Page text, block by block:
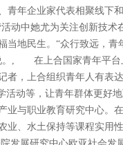
青年企业家代表相聚线
动中她尤为关注创新技术
当地民生。“众行致远，
。, 在上合国家青年平台
者，上合组织青年人有表
活动等，让青年群体更
业与职业教育研究中心。
业、水土保持等课程实用